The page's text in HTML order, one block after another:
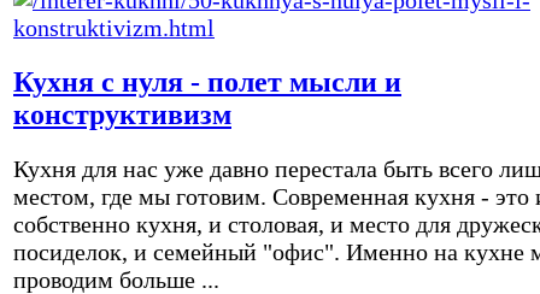
Кухня с нуля - полет мысли и
конструктивизм
Кухня для нас уже давно перестала быть всего
местом, где мы готовим. Современная кухня - это
собственно кухня, и столовая, и место для
посиделок, и семейный "офис". Именно на кухне
проводим больше ...